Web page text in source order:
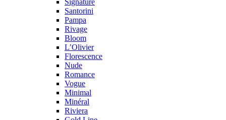
Signature
Santorini
Pampa
Rivage
Bloom
L’Olivier
Florescence
Nude
Romance
Vogue
Minimal
Minéral
Riviera